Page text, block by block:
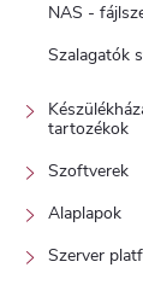
NAS -
Szalagatók
tartozékok
Szoftverek
Alaplapok
Szerver